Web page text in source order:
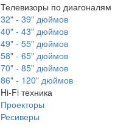
Телевизоры по диагоналям
32" - 39" дюймов
40" - 43" дюймов
49" - 55" дюймов
58" - 65" дюймов
70" - 85" дюймов
86" - 120" дюймов
Hi-Fi техника
Проекторы
Ресиверы